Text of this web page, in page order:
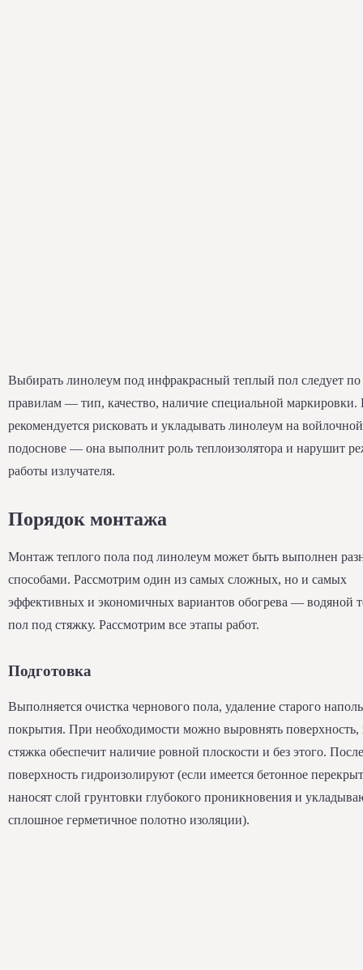
Выбирать линолеум под инфракрасный теплый пол следует
правилам — тип, качество, наличие специальной маркировки.
рекомендуется рисковать и укладывать линолеум на войлочной
подоснове — она выполнит роль теплоизолятора и нарушит
работы излучателя.
Порядок монтажа
Монтаж теплого пола под линолеум может быть выполнен
способами. Рассмотрим один из самых сложных, но и самых
эффективных и экономичных вариантов обогрева — водяной
пол под стяжку. Рассмотрим все этапы работ.
Подготовка
Выполняется очистка чернового пола, удаление старого
покрытия. При необходимости можно выровнять поверхность,
стяжка обеспечит наличие ровной плоскости и без этого.
поверхность гидроизолируют (если имеется бетонное
наносят слой грунтовки глубокого проникновения и
сплошное герметичное полотно изоляции).